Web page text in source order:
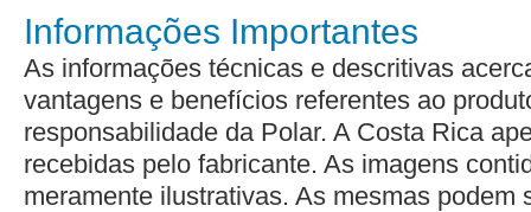
Informações Importantes
As informações técnicas e descritivas
vantagens e benefícios referentes ao
responsabilidade da Polar. A Costa Rica
recebidas pelo fabricante. As imagens
meramente ilustrativas. As mesmas podem